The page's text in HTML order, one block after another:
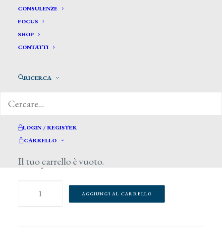
CONSULENZE
FOCUS
SHOP
CONTATTI
RICERCA
LOGIN / REGISTER
CARRELLO
Il tuo carrello è vuoto.
25,00€
13 disponibili
Fontanesi,
AGGIUNGI AL CARRELLO